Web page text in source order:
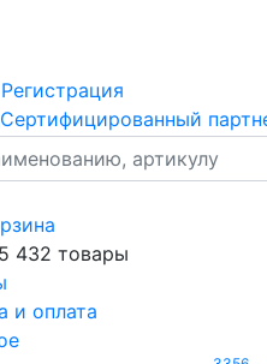
Регистрация
Сертифицированный
5 432 товары
и оплата